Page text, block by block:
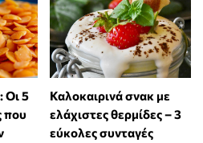
Οι 5
που
Καλοκαιρινά σνακ με
ελάχιστες θερμίδες – 3
εύκολες συνταγές